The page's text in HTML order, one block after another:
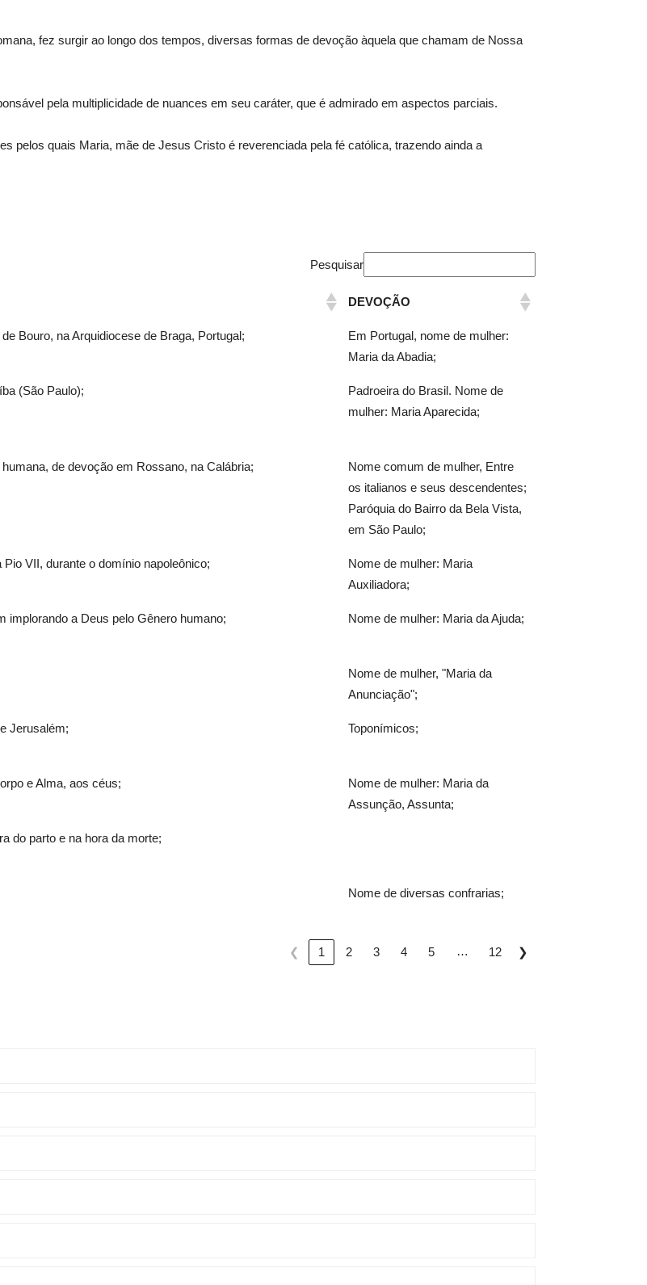
fez surgir ao longo dos tempos, diversas formas de devoção àquela que chamam de Nossa
pela multiplicidade de nuances em seu caráter, que é admirado em aspectos parciais.
pelos quais Maria, mãe de Jesus Cristo é reverenciada pela fé católica, trazendo ainda a
Pesquisar
DEVOÇÃO
Bouro, na Arquidiocese de Braga, Portugal;
Em Portugal, nome de mulher:
Maria da Abadia;
(São Paulo);
Padroeira do Brasil. Nome de
mulher: Maria Aparecida;
de devoção em Rossano, na Calábria;
Nome comum de mulher, Entre
os italianos e seus descendentes;
Paróquia do Bairro da Bela Vista,
em São Paulo;
VII, durante o domínio napoleônico;
Nome de mulher: Maria
Auxiliadora;
implorando a Deus pelo Gênero humano; Nome de mulher: Maria da Ajuda;
Nome de mulher, "Maria da
Anunciação";
Jerusalém; Toponímicos;
e Alma, aos céus;
Nome de mulher: Maria da
Assunção, Assunta;
do parto e na hora da morte;
Nome de diversas confrarias;
❮ 1 2 3 4 5 … 12 ❯